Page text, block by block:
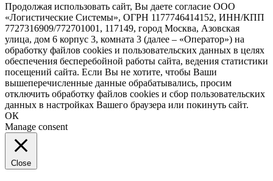
Продолжая использовать сайт, Вы даете согласие ООО
«Логистические Системы», ОГРН 1177746414152, ИНН/КПП
7727316909/772701001, 117149, город Москва, Азовская
улица, дом 6 корпус 3, комната 3 (далее – «Оператор») на
обработку файлов cookies и пользовательских данных в целях
обеспечения бесперебойной работы сайта, ведения статистики
посещений сайта. Если Вы не хотите, чтобы Ваши
вышеперечисленные данные обрабатывались, просим
отключить обработку файлов cookies и сбор пользовательских
данных в настройках Вашего браузера или покинуть сайт.
ОК
Manage consent
Close